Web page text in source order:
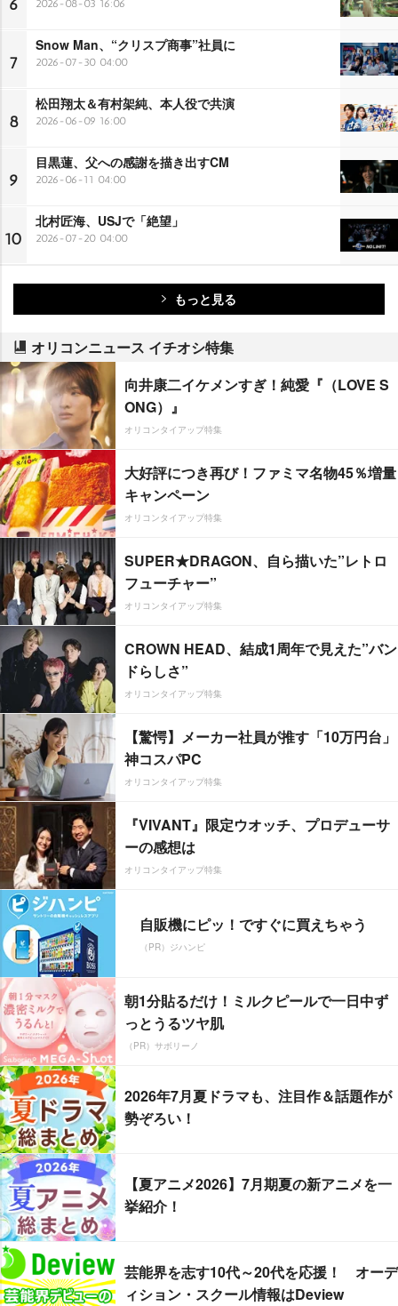
6 2026-08-03 16:06
7
Snow Man、“クリスプ商事”社員に
2026-07-30 04:00
8
松田翔太＆有村架純、本人役で共演
2026-06-09 16:00
9
目黒蓮、父への感謝を描き出すCM
2026-06-11 04:00
10
北村匠海、USJで「絶望」
2026-07-20 04:00
もっと見る
オリコンニュース イチオシ特集
向井康二イケメンすぎ！純愛『（LOVE S
ONG）』
オリコンタイアップ特集
大好評につき再び！ファミマ名物45％増量
キャンペーン
オリコンタイアップ特集
SUPER★DRAGON、自ら描いた”レトロ
フューチャー”
オリコンタイアップ特集
CROWN HEAD、結成1周年で見えた”バン
ドらしさ”
オリコンタイアップ特集
【驚愕】メーカー社員が推す「10万円台」
神コスパPC
オリコンタイアップ特集
『VIVANT』限定ウオッチ、プロデューサ
ーの感想は
オリコンタイアップ特集
自販機にピッ！ですぐに買えちゃう
（PR）ジハンピ
朝1分貼るだけ！ミルクピールで一日中ず
っとうるツヤ肌
（PR）サボリーノ
2026年7月夏ドラマも、注目作＆話題作が
勢ぞろい！
【夏アニメ2026】7月期夏の新アニメを一
挙紹介！
芸能界を志す10代～20代を応援！ オーデ
ィション・スクール情報はDeview